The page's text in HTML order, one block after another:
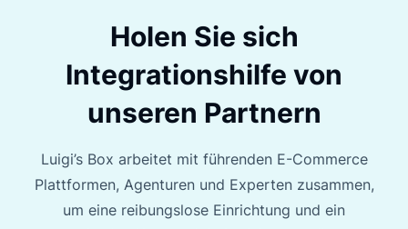
Holen Sie sich
Integrationshilfe von
unseren Partnern
Luigi’s Box arbeitet mit führenden E-Commerce
Plattformen, Agenturen und Experten zusammen,
um eine reibungslose Einrichtung und ein